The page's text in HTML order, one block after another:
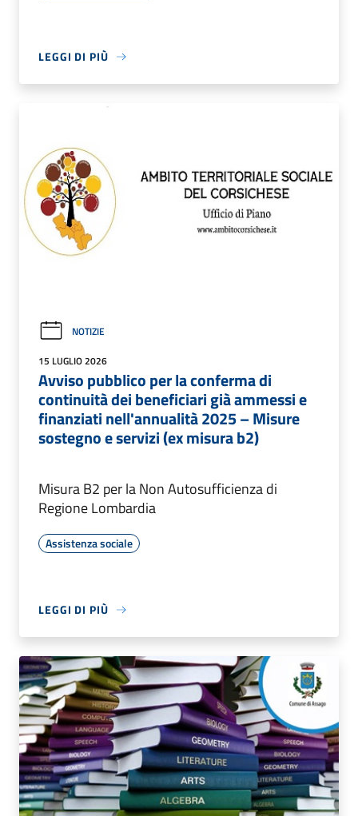
LEGGI DI PIÙ
NOTIZIE
15 LUGLIO 2026
Avviso pubblico per la conferma di
continuità dei beneficiari già ammessi e
finanziati nell'annualità 2025 – Misure
sostegno e servizi (ex misura b2)
Misura B2 per la Non Autosufficienza di
Regione Lombardia
Assistenza sociale
LEGGI DI PIÙ